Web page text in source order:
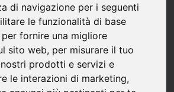
di navigazione per i seguenti
le funzionalità di base
per fornire una migliore
sito web, per misurare il tuo
prodotti e servizi e
le interazioni di marketing,
Formación y